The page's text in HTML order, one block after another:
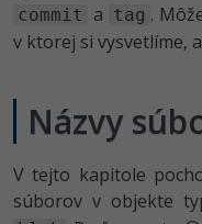
commit a tag .
v ktorej si vysvetlíme,
Názvy
V tejto kapitole
súborov v objekte